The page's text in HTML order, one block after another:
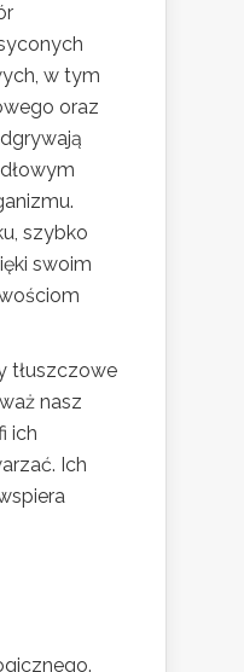
w tym
oraz
szybko
swoim
tłuszczowe
nasz
ich
Ich